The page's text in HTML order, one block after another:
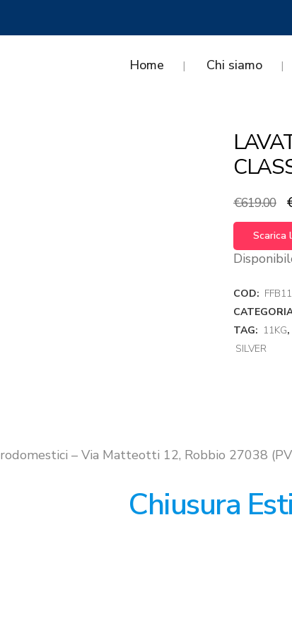
Home Chi siamo
€619.00
Il
Scarica
COD:
TAG: 11KG,
SILVER
– Via Matteotti 12, Robbio 27038
Chiusura